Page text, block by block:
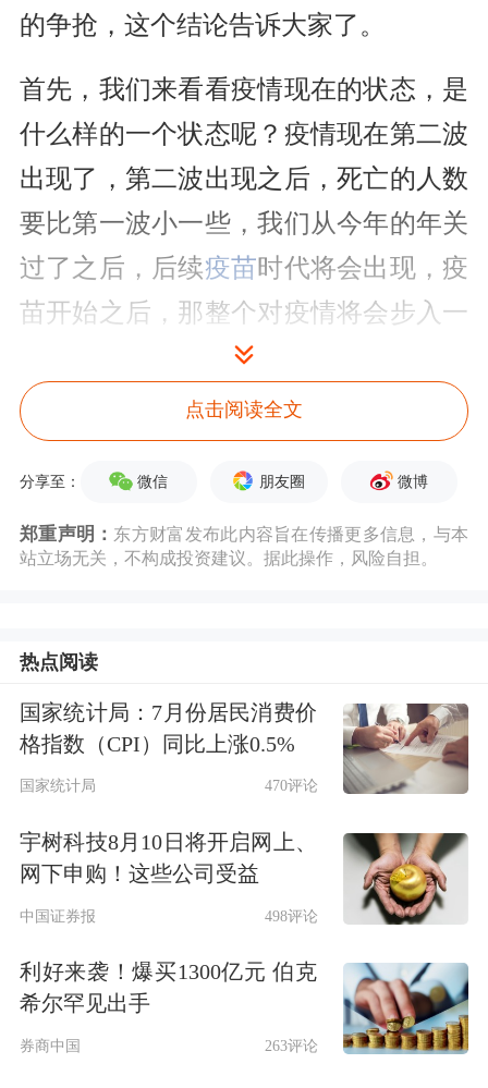
的争抢，这个结论告诉大家了。
首先，我们来看看疫情现在的状态，是
什么样的一个状态呢？疫情现在第二波
出现了，第二波出现之后，死亡的人数
要比第一波小一些，我们从今年的年关
过了之后，后续疫苗时代将会出现，疫
苗开始之后，那整个对疫情将会步入一
个新的阶段，我们看看全球的经济情况
将会在2021年将会复苏。这个趋势还是
比较明显，比较大概率的，不管是从
OECD这么一个
综合 领先指标来看，我
们从中国、美国、欧洲、日本，四个主
个确定性的复苏年，而中国将在整个经
济的贡献度会大幅度超越其他几个经济
还有我们从这三个中美德国家的主要债
券收益率情况，向大家报告一下，从5
月份这个地方开始，我有一个结论，债
券市场的熊市就到来了，全球现在最大
点击阅读全文
分享至： 微信 朋友圈 微博
郑重声明： 东方财富发布此内容旨在传播更多信息，与本
站立场无关，不构成投资建议。据此操作，风险自担。
热点阅读
国家统计局：7月份居民消费价
格指数（CPI）同比上涨0.5%
国家统计局 470评论
宇树科技8月10日将开启网上、
网下申购！这些公司受益
中国证券报 498评论
利好来袭！爆买1300亿元 伯克
希尔罕见出手
券商中国 263评论